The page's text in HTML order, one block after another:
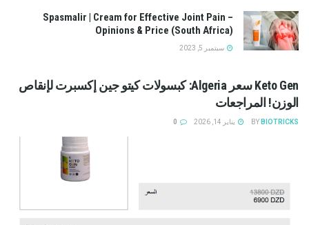
Spasmalir | Cream for Effective Joint Pain –
Opinions & Price (South Africa)
سبتمبر 5, 2023
Keto Gen سعر Algeria: كبسولات كيتو جين إكسبرت لإنقاص
الوزن! المراجعات
BY BIOTRICKS يناير 14, 2026